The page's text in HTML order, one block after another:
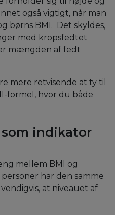
også vigtigt, når man
børns BMI. Det skyldes,
med kropsfedtet
mængden af fedt
mere retvisende at ty til
formel, hvor du både
som indikator
mellem BMI og
har den samme
at niveauet af